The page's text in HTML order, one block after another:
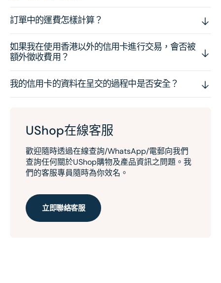
訂單中的運費怎樣計算？
如果我在使用香港以外的信用卡進行交易，會否被
額外徵收費用？
我的信用卡的資料在呈交的過程中是否安全？
UShop在線客服
歡迎隨時透過在線查詢/WhatsApp/電郵向我們
查詢任何關於UShop購物及產品資訊之問題。我
們的客服專員隨時為你效名。
立即聯絡客服